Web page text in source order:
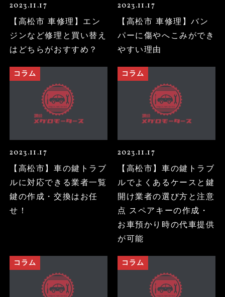
2023.11.17
【高松市 車修理】エン
ジンなど修理と買い替え
はどちらがおすすめ？
2023.11.17
【高松市 車修理】バン
パーに傷やへこみができ
やすい理由
コラム
2023.11.17
【高松市】車の鍵トラブ
ルに対応できる業者一覧
鍵の作成・交換はお任
せ！
コラム
2023.11.17
【高松市】車の鍵トラブ
ルでよくあるケースと鍵
開け業者の選び方と注意
点 スペアキーの作成・
お車預かり時の代車提供
が可能
コラム コラム